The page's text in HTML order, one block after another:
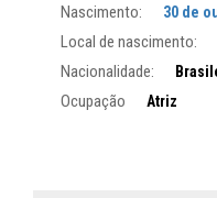
Nascimento: 30 de
Local de nascimento:
Nacionalidade:
Ocupação Atriz